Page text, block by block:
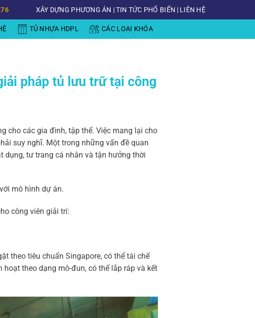
XÂY DỰNG PHƯƠNG ÁN |TIN TỨC PHỔ BIẾN | LIÊN HỆ
TỦ NHỰA HDPL CÁC LOẠI KHÓA
pháp tủ lưu trữ tại công
cho các gia đình, tập thể. Việc mang lại cho
suy nghĩ. Một trong những vấn đề quan
tư trang cá nhân và tận hưởng thời
mô hình dự án.
công viên giải trí:
theo tiêu chuẩn Singapore, có thể tái chế
theo dạng mô-đun, có thể lắp ráp và kết